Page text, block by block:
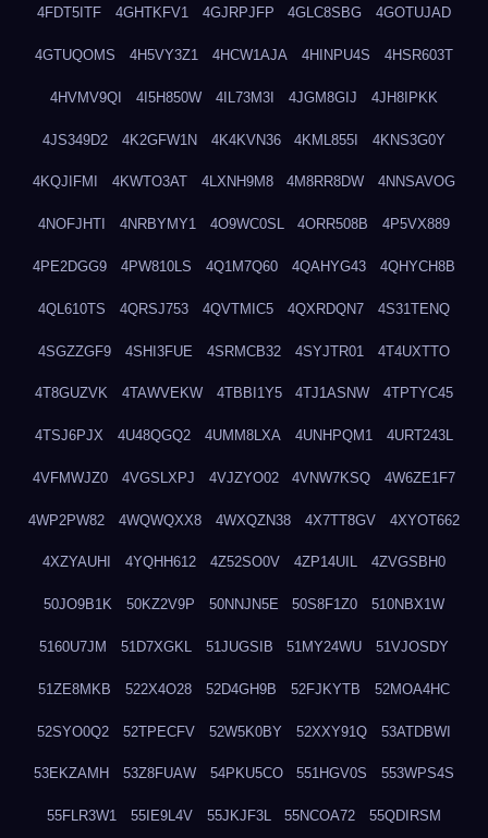
4FDT5ITF 4GHTKFV1 4GJRPJFP 4GLC8SBG 4GOTUJAD
4GTUQOMS 4H5VY3Z1 4HCW1AJA 4HINPU4S 4HSR603T
4HVMV9QI 4I5H850W 4IL73M3I 4JGM8GIJ 4JH8IPKK
4JS349D2 4K2GFW1N 4K4KVN36 4KML855I 4KNS3G0Y
4KQJIFMI 4KWTO3AT 4LXNH9M8 4M8RR8DW 4NNSAVOG
4NOFJHTI 4NRBYMY1 4O9WC0SL 4ORR508B 4P5VX889
4PE2DGG9 4PW810LS 4Q1M7Q60 4QAHYG43 4QHYCH8B
4QL610TS 4QRSJ753 4QVTMIC5 4QXRDQN7 4S31TENQ
4SGZZGF9 4SHI3FUE 4SRMCB32 4SYJTR01 4T4UXTTO
4T8GUZVK 4TAWVEKW 4TBBI1Y5 4TJ1ASNW 4TPTYC45
4TSJ6PJX 4U48QGQ2 4UMM8LXA 4UNHPQM1 4URT243L
4VFMWJZ0 4VGSLXPJ 4VJZYO02 4VNW7KSQ 4W6ZE1F7
4WP2PW82 4WQWQXX8 4WXQZN38 4X7TT8GV 4XYOT662
4XZYAUHI 4YQHH612 4Z52SO0V 4ZP14UIL 4ZVGSBH0
50JO9B1K 50KZ2V9P 50NNJN5E 50S8F1Z0 510NBX1W
5160U7JM 51D7XGKL 51JUGSIB 51MY24WU 51VJOSDY
51ZE8MKB 522X4O28 52D4GH9B 52FJKYTB 52MOA4HC
52SYO0Q2 52TPECFV 52W5K0BY 52XXY91Q 53ATDBWI
53EKZAMH 53Z8FUAW 54PKU5CO 551HGV0S 553WPS4S
55FLR3W1 55IE9L4V 55JKJF3L 55NCOA72 55QDIRSM